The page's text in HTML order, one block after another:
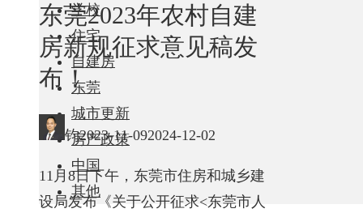
学校
住宅
自建房
东莞
城市更新
房产政策
中国
其他
东莞2023年农村自建
房新规征求意见稿发
布！
钧2023-11-092024-12-02
11月8日下午，东莞市住房和城乡建
设局发布《关于公开征求<东莞市人